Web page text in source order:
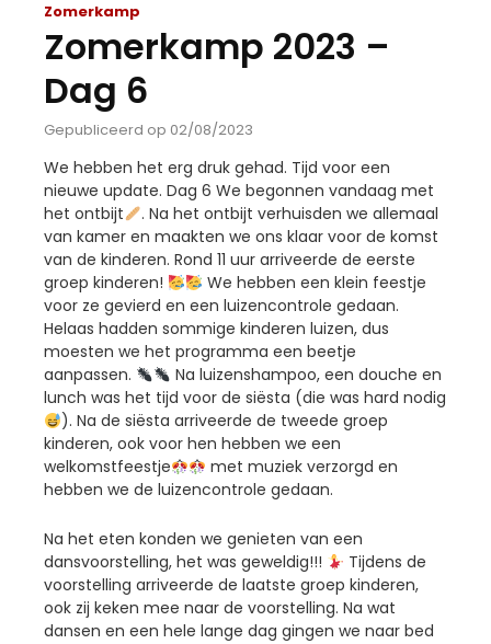
Zomerkamp
Zomerkamp 2023 –
Dag 6
Gepubliceerd op 02/08/2023
We hebben het erg druk gehad. Tijd voor een
nieuwe update. Dag 6 We begonnen vandaag met
het ontbijt
. Na het ontbijt verhuisden we allemaal
van kamer en maakten we ons klaar voor de komst
van de kinderen. Rond 11 uur arriveerde de eerste
groep kinderen!
We hebben een klein feestje
voor ze gevierd en een luizencontrole gedaan.
Helaas hadden sommige kinderen luizen, dus
moesten we het programma een beetje
aanpassen.
Na luizenshampoo, een douche en
lunch was het tijd voor de siësta (die was hard nodig
). Na de siësta arriveerde de tweede groep
kinderen, ook voor hen hebben we een
welkomstfeestje
met muziek verzorgd en
hebben we de luizencontrole gedaan.
Na het eten konden we genieten van een
dansvoorstelling, het was geweldig!!!
Tijdens de
voorstelling arriveerde de laatste groep kinderen,
ook zij keken mee naar de voorstelling. Na wat
dansen en een hele lange dag gingen we naar bed